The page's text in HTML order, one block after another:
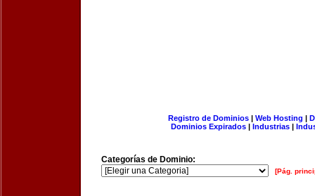
Registro de Dominios| Web Hosting |
Dominios Expirados | Industrias |
Categorías de Dominio:
[Pág.